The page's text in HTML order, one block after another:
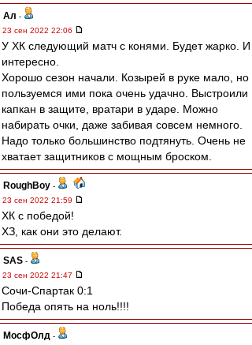
Ал -
23 сен 2022 22:06
У ХК следующий матч с конями. Будет жарко. И
интересно.
Хорошо сезон начали. Козырей в руке мало, но
пользуемся ими пока очень удачно. Выстроили
капкан в защите, вратари в ударе. Можно
набирать очки, даже забивая совсем немного.
Надо только большинство подтянуть. Очень не
хватает защитников с мощным броском.
RoughBoy -
23 сен 2022 21:59
ХК с победой!
ХЗ, как они это делают.
SAS -
23 сен 2022 21:47
Сочи-Спартак 0:1
Победа опять на ноль!!!!
МосфОлд -